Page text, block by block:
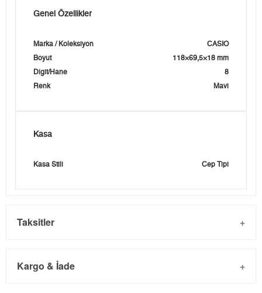
Genel Özellikler
Marka / Koleksiyon
CASIO
Boyut
118×69,5×18 mm
Digit/Hane
8
Renk
Mavi
Kasa
Kasa Stili Cep Tipi
Taksitler
Kargo & İade